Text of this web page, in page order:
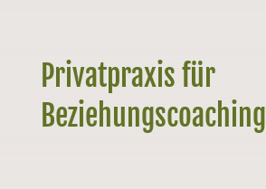
Privatpraxis für
Beziehungscoaching